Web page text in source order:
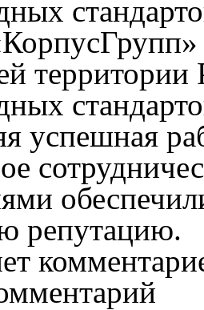
успешная
репутацию.